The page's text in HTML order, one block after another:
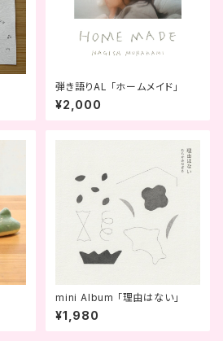
弾き語りAL 「ホームメイド」
¥2,000
mini Album 「理由はない」
¥1,980